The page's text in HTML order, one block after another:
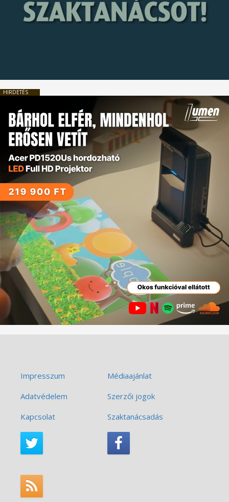
HIRDETÉS
Impresszum
Médiaajánlat
Adatvédelem
Szerzői jogok
Kapcsolat
Szaktanácsadás